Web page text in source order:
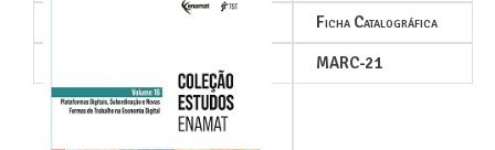
Ficha Catalográfica
MARC-21